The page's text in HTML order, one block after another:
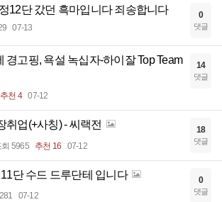
12단 갔던 흑마입니다 죄송합니다
07-13
0
댓글
경고핑, 욕설 녹십자-하이잘 Top Team
추천 4 07-12
14
댓글
취업(+사칭) - 씨랙전
회 5965 추천 16 07-12
18
댓글
단 수드 드루단테 입니다
07-12
0
댓글